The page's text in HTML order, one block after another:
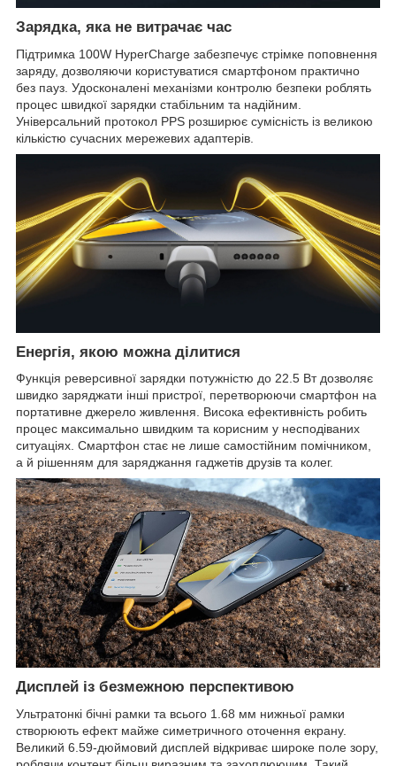
Зарядка, яка не витрачає час
Підтримка 100W HyperCharge забезпечує стрімке поповнення
заряду, дозволяючи користуватися смартфоном практично
без пауз. Удосконалені механізми контролю безпеки роблять
процес швидкої зарядки стабільним та надійним.
Універсальний протокол PPS розширює сумісність із великою
кількістю сучасних мережевих адаптерів.
Енергія, якою можна ділитися
Функція реверсивної зарядки потужністю до 22.5 Вт дозволяє
швидко заряджати інші пристрої, перетворюючи смартфон на
портативне джерело живлення. Висока ефективність робить
процес максимально швидким та корисним у несподіваних
ситуаціях. Смартфон стає не лише самостійним помічником,
а й рішенням для заряджання гаджетів друзів та колег.
Дисплей із безмежною перспективою
Ультратонкі бічні рамки та всього 1.68 мм нижньої рамки
створюють ефект майже симетричного оточення екрану.
Великий 6.59-дюймовий дисплей відкриває широке поле зору,